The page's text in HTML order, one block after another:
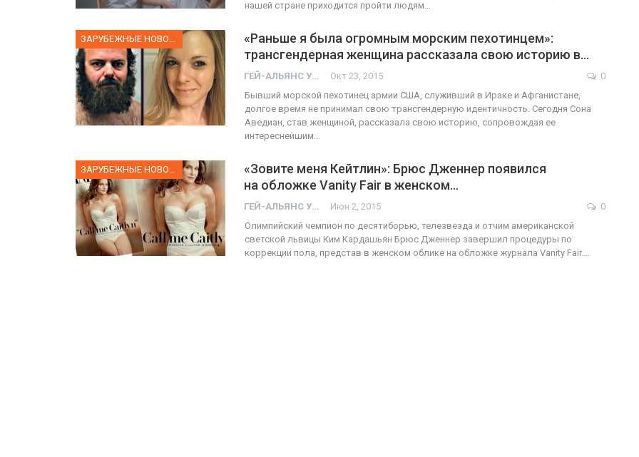
нашей стране приходится пройти людям…
«Раньше я была огромным морским пехотинцем»:
трансгендерная женщина рассказала свою историю в…
ГЕЙ-АЛЬЯНС УКРАИНА Окт 23, 2015
0
Бывший морской пехотинец армии США, служивший в Ираке и Афганистане,
долгое время не принимал свою трансгендерную идентичность. Сегодня Сона
Аведиан, став женщиной, рассказала свою историю, сопровождая ее
интереснейшим…
«Зовите меня Кейтлин»: Брюс Дженнер появился
на обложке Vanity Fair в женском…
ГЕЙ-АЛЬЯНС УКРАИНА Июн 2, 2015
0
Олимпийский чемпион по десятиборью, телезвезда и отчим американской
светской львицы Ким Кардашьян Брюс Дженнер завершил процедуры по
коррекции пола, представ в женском облике на обложке журнала Vanity Fair.…